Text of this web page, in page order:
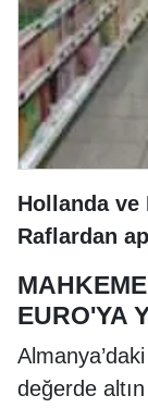
Hollanda ve
Raflardan
EURO'YA
değerde